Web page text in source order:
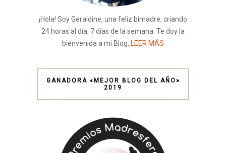
¡Hola! Soy Geraldine, una feliz bimadre, criando
24 horas al día, 7 días de la semana. Te doy la
bienvenida a mi Blog. LEER MÁS
GANADORA «MEJOR BLOG DEL AÑO»
2019